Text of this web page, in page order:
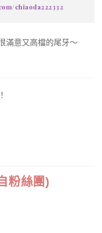
chiaoda222332
滿意又高檔的尾牙～
粉絲團)